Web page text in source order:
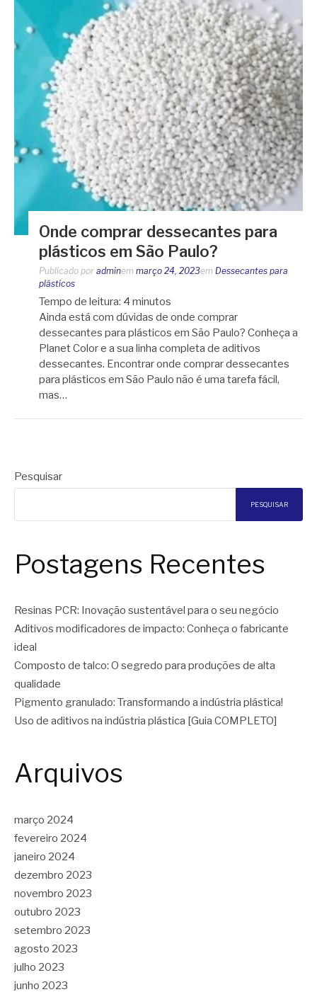
Onde comprar dessecantes para
plásticos em São Paulo?
Publicado por adminem março 24, 2023em Dessecantes para
plásticos
Tempo de leitura: 4 minutos
Ainda está com dúvidas de onde comprar
dessecantes para plásticos em São Paulo? Conheça a
Planet Color e a sua linha completa de aditivos
dessecantes. Encontrar onde comprar dessecantes
para plásticos em São Paulo não é uma tarefa fácil,
mas…
Pesquisar
PESQUISAR
Postagens Recentes
Resinas PCR: Inovação sustentável para o seu negócio
Aditivos modificadores de impacto: Conheça o fabricante
ideal
Composto de talco: O segredo para produções de alta
qualidade
Pigmento granulado: Transformando a indústria plástica!
Uso de aditivos na indústria plástica [Guia COMPLETO]
Arquivos
março 2024
fevereiro 2024
janeiro 2024
dezembro 2023
novembro 2023
outubro 2023
setembro 2023
agosto 2023
julho 2023
junho 2023